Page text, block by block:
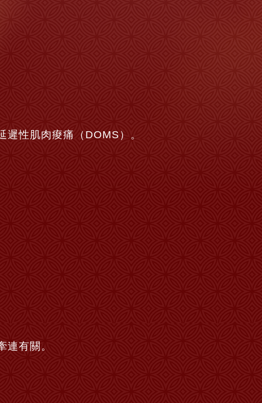
性肌肉痠痛（DOMS）。
有關。